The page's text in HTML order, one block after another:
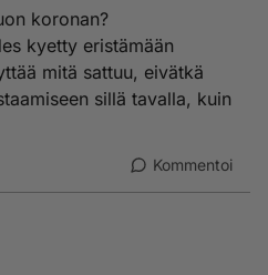
kuin kausiinfluenssa.
mihinkään ole hävinnyt. Kyllä
jälkeenkin.
ulkona siitä, mitä
Somekuplan syytäkö vai
koronan?
kyetty eristämään
mitä sattuu, eivätkä
sillä tavalla, kuin
Kommentoi